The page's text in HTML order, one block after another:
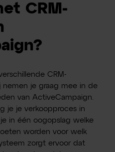
CRM-
CRM-
nemen je graag mee in de
van ActiveCampaign.
je je verkoopproces in
in één oogopslag welke
worden voor welk
zorgt ervoor dat